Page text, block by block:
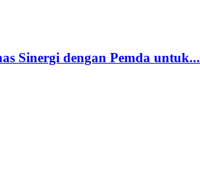
Sinergi dengan Pemda untuk...